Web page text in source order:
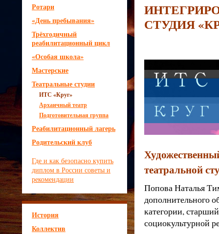
Ротари
«День пребывания»
Трёхгодичный
реабилитационный цикл
«Особая школа»
Мастерские
Театральные студии
ИТС «Круг»
Архаичный театр
Подготовительная группа
Реабилитационный лагерь
Родительский клуб
Где и как безопасно купить
диплом в России советы и
рекомендации
История
Коллектив
СТУДИЯ
театральной
Попова Наталья
дополнительного
категории,